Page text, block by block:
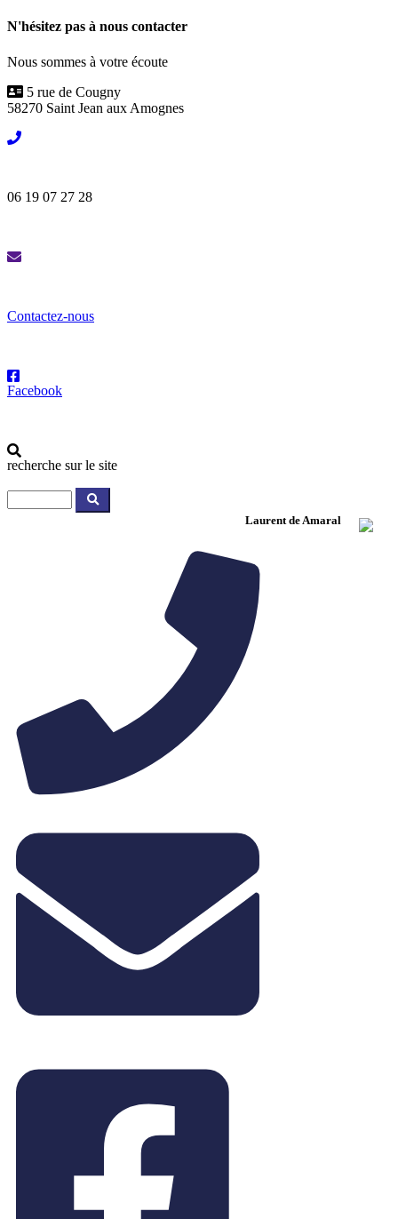
N'hésitez pas à nous contacter
Nous sommes à votre écoute
5 rue de Cougny
58270 Saint Jean aux Amognes
06 19 07 27 28
Contactez-nous
Facebook
recherche sur le site
Laurent de Amaral